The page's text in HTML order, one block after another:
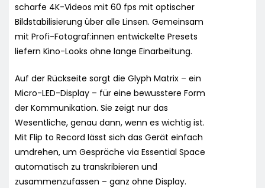
scharfe 4K-Videos mit 60 fps mit optischer
Bildstabilisierung über alle Linsen. Gemeinsam
mit Profi-Fotograf:innen entwickelte Presets
liefern Kino-Looks ohne lange Einarbeitung.
Auf der Rückseite sorgt die Glyph Matrix – ein
Micro-LED-Display – für eine bewusstere Form
der Kommunikation. Sie zeigt nur das
Wesentliche, genau dann, wenn es wichtig ist.
Mit Flip to Record lässt sich das Gerät einfach
umdrehen, um Gespräche via Essential Space
automatisch zu transkribieren und
zusammenzufassen – ganz ohne Display.